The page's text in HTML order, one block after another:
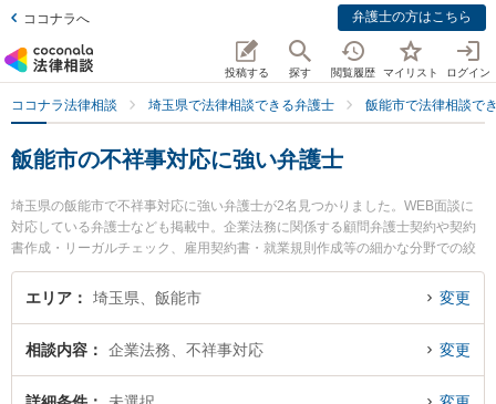
ココナラへ 弁護士の方はこちら
投稿する 探す 閲覧履歴 マイリスト ログイン
ココナラ法律相談 埼玉県で法律相談できる弁護士 飯能市で法律相談で
飯能市の不祥事対応に強い弁護士
埼玉県の飯能市で不祥事対応に強い弁護士が2名見つかりました。WEB面談に
対応している弁護士なども掲載中。企業法務に関係する顧問弁護士契約や契約
書作成・リーガルチェック、雇用契約書・就業規則作成等の細かな分野での絞
り込み検索もでき便利です。特にこだまや法律事務所 飯能事務所の黒見 恵弁護
士やこだまや法律事務所 飯能事務所の本間 由也弁護士のプロフィール情報や弁
解決の実績豊富な近くの弁護士を検索したい』『初回相談無料で不祥事対応を
法律相談できる飯能市内の弁護士に相談予約したい』などでお困りの相談者さ
んにおすすめです。
エリア 埼玉県、飯能市 変更
相談内容 企業法務、不祥事対応 変更